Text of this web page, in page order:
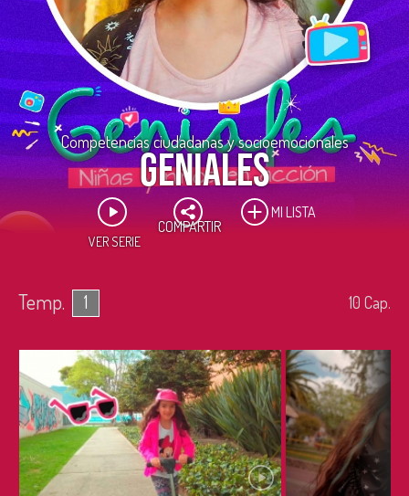
Competencias ciudadanas y socioemocionales
Geniales
VER SERIE
COMPARTIR
MI LISTA
Temp. 1 10 Cap.